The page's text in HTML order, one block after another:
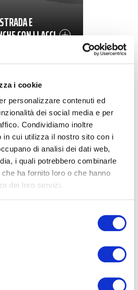
i cookie
personalizzare contenuti ed
dei social media e per
Condividiamo inoltre
in cui utilizza il nostro sito con i
di analisi dei dati web,
i quali potrebbero combinarle
ha fornito loro o che hanno
dei loro servizi.
E
CON I LACCI
MAGAZINE